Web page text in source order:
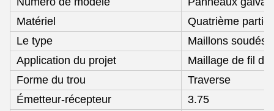
Matériel
Quatrième partie
Le type
Maillons soudés
Application du projet
Maillage de fil de
Forme du trou
Traverse
Émetteur-récepteur
3.75